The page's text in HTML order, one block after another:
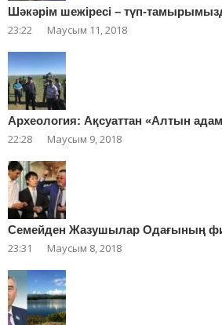
Шәкәрім шежіресі – түп-
23:22 Маусым 11, 2018
Археология: Ақсуаттан «Алтын
22:28 Маусым 9, 2018
Cемейден Жазушылар Одағының
23:31 Маусым 8, 2018